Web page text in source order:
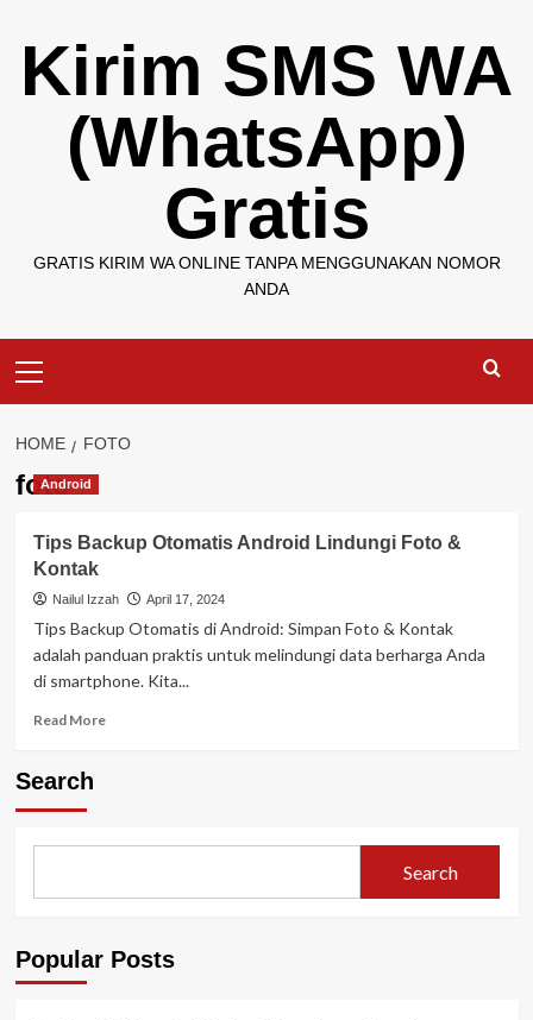
content
Kirim SMS WA
(WhatsApp)
Gratis
GRATIS KIRIM WA ONLINE TANPA MENGGUNAKAN NOMOR
ANDA
Menu
HOME FOTO
foto
Android
Tips Backup Otomatis Android Lindungi Foto &
Kontak
Nailul Izzah April 17, 2024
Tips Backup Otomatis di Android: Simpan Foto & Kontak
adalah panduan praktis untuk melindungi data berharga Anda
di smartphone. Kita...
Read MoreRead
Android
Foto
Search
Search
Popular Posts